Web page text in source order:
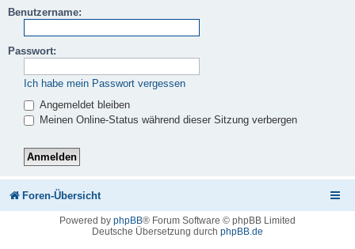
Benutzername:
Passwort:
Ich habe mein Passwort vergessen
Angemeldet bleiben
Meinen Online-Status während dieser Sitzung verbergen
Foren-Übersicht
Powered by phpBB® Forum Software © phpBB Limited
Deutsche Übersetzung durch phpBB.de